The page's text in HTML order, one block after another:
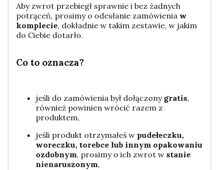
Aby zwrot przebiegł sprawnie i bez żadnych
potrąceń, prosimy o odesłanie zamówienia w
komplecie, dokładnie w takim zestawie, w jakim
do Ciebie dotarło.
Co to oznacza?
jeśli do zamówienia był dołączony gratis,
również powinien wrócić razem z
produktem,
jeśli produkt otrzymałeś w pudełeczku,
woreczku, torebce lub innym opakowaniu
ozdobnym, prosimy o ich zwrot w stanie
nienaruszonym,